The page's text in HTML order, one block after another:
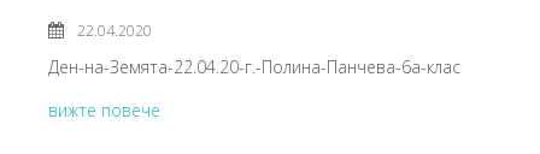
22.04.2020
Ден-на-Земята-22.04.20-г.-Полина-Панчева-6а-клас
вижте повече